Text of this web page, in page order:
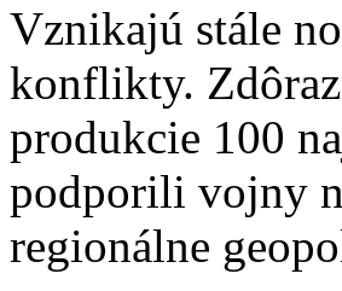
Vznikajú stále
konflikty.
produkcie 100
podporili vojny
regionálne